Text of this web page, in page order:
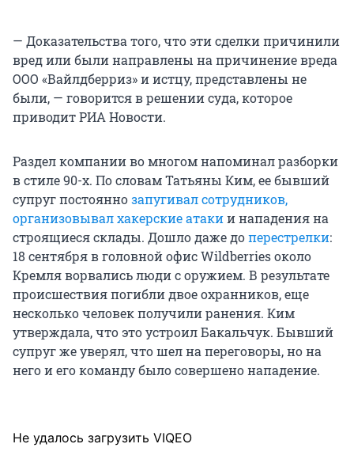
— Доказательства того, что эти сделки причинили
вред или были направлены на причинение вреда
ООО «Вайлдберриз» и истцу, представлены не
были, — говорится в решении суда, которое
приводит РИА Новости.
Раздел компании во многом напоминал разборки
в стиле 90-х. По словам Татьяны Ким, ее бывший
супруг постояннозапугивал сотрудников,
организовывал хакерские атакии нападения на
строящиеся склады. Дошло даже доперестрелки:
18 сентября в головной офис Wildberries около
Кремля ворвались люди с оружием. В результате
происшествия погибли двое охранников, еще
несколько человек получили ранения. Ким
утверждала, что это устроил Бакальчук. Бывший
супруг же уверял, что шел на переговоры, но на
него и его команду было совершено нападение.
Не удалось загрузить VIQEO